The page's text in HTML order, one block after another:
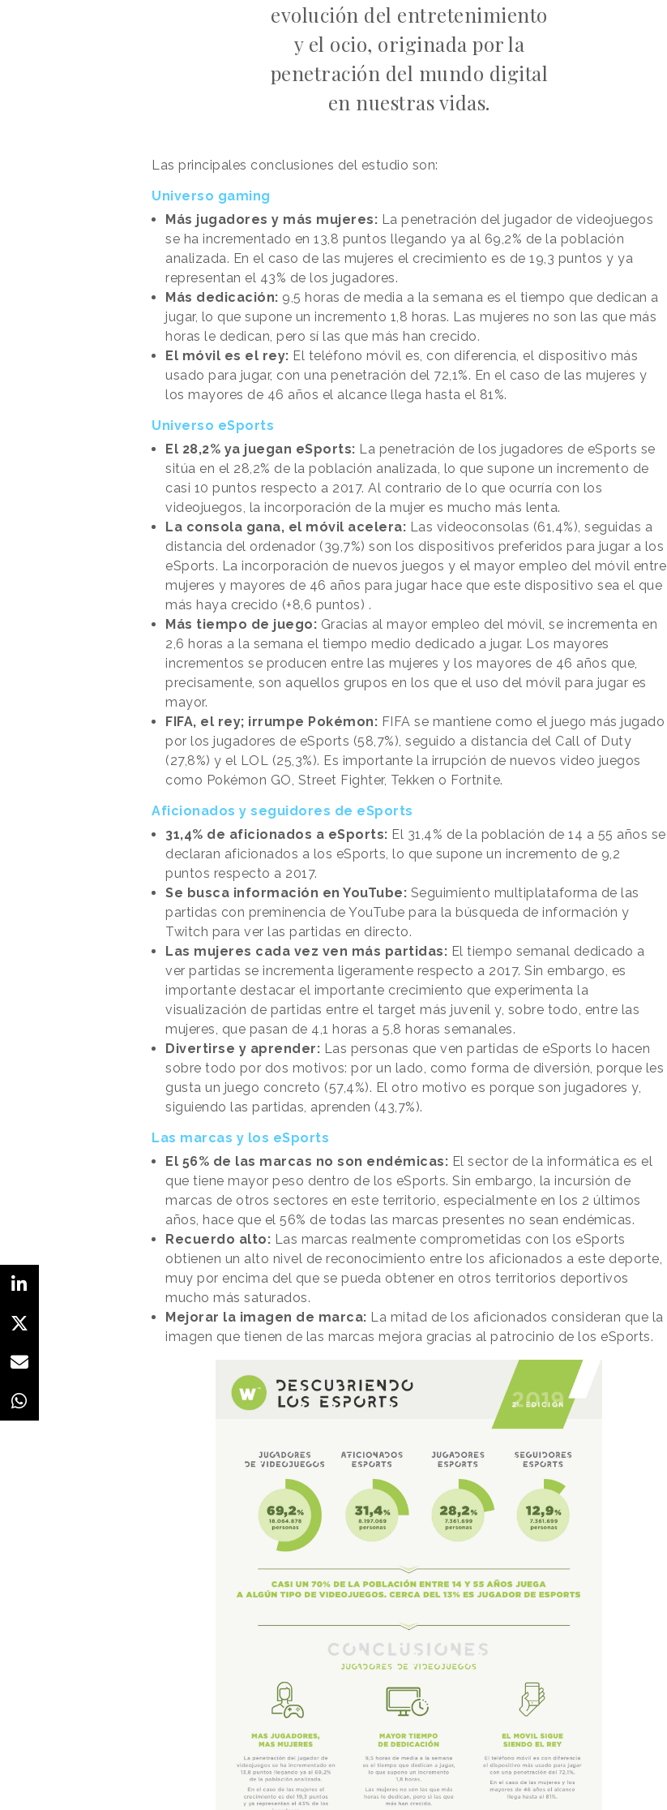
evolución del entretenimiento
y el ocio, originada por la
penetración del mundo digital
en nuestras vidas.
Las principales conclusiones del estudio son:
Universo gaming
Más jugadores y más mujeres: La penetración del jugador de videojuegos
se ha incrementado en 13,8 puntos llegando ya al 69,2% de la población
analizada. En el caso de las mujeres el crecimiento es de 19,3 puntos y ya
representan el 43% de los jugadores.
Más dedicación: 9,5 horas de media a la semana es el tiempo que dedican a
jugar, lo que supone un incremento 1,8 horas. Las mujeres no son las que más
horas le dedican, pero sí las que más han crecido.
El móvil es el rey: El teléfono móvil es, con diferencia, el dispositivo más
usado para jugar, con una penetración del 72,1%. En el caso de las mujeres y
los mayores de 46 años el alcance llega hasta el 81%.
Universo eSports
El 28,2% ya juegan eSports: La penetración de los jugadores de eSports se
sitúa en el 28,2% de la población analizada, lo que supone un incremento de
casi 10 puntos respecto a 2017. Al contrario de lo que ocurría con los
videojuegos, la incorporación de la mujer es mucho más lenta.
La consola gana, el móvil acelera: Las videoconsolas (61,4%), seguidas a
distancia del ordenador (39,7%) son los dispositivos preferidos para jugar a los
eSports. La incorporación de nuevos juegos y el mayor empleo del móvil entre
mujeres y mayores de 46 años para jugar hace que este dispositivo sea el que
más haya crecido (+8,6 puntos) .
Más tiempo de juego: Gracias al mayor empleo del móvil, se incrementa en
2,6 horas a la semana el tiempo medio dedicado a jugar. Los mayores
incrementos se producen entre las mujeres y los mayores de 46 años que,
precisamente, son aquellos grupos en los que el uso del móvil para jugar es
mayor.
FIFA, el rey; irrumpe Pokémon: FIFA se mantiene como el juego más jugado
por los jugadores de eSports (58,7%), seguido a distancia del Call of Duty
(27,8%) y el LOL (25,3%). Es importante la irrupción de nuevos video juegos
como Pokémon GO, Street Fighter, Tekken o Fortnite.
Aficionados y seguidores de eSports
31,4% de aficionados a eSports: El 31,4% de la población de 14 a 55 años se
declaran aficionados a los eSports, lo que supone un incremento de 9,2
puntos respecto a 2017.
Se busca información en YouTube: Seguimiento multiplataforma de las
partidas con preminencia de YouTube para la búsqueda de información y
Twitch para ver las partidas en directo.
Las mujeres cada vez ven más partidas: El tiempo semanal dedicado a
ver partidas se incrementa ligeramente respecto a 2017. Sin embargo, es
importante destacar el importante crecimiento que experimenta la
visualización de partidas entre el target más juvenil y, sobre todo, entre las
mujeres, que pasan de 4,1 horas a 5,8 horas semanales.
Divertirse y aprender: Las personas que ven partidas de eSports lo hacen
sobre todo por dos motivos: por un lado, como forma de diversión, porque les
gusta un juego concreto (57,4%). El otro motivo es porque son jugadores y,
siguiendo las partidas, aprenden (43,7%).
Las marcas y los eSports
El 56% de las marcas no son endémicas: El sector de la informática es el
que tiene mayor peso dentro de los eSports. Sin embargo, la incursión de
marcas de otros sectores en este territorio, especialmente en los 2 últimos
años, hace que el 56% de todas las marcas presentes no sean endémicas.
Recuerdo alto: Las marcas realmente comprometidas con los eSports
obtienen un alto nivel de reconocimiento entre los aficionados a este deporte,
muy por encima del que se pueda obtener en otros territorios deportivos
mucho más saturados.
Mejorar la imagen de marca: La mitad de los aficionados consideran que la
imagen que tienen de las marcas mejora gracias al patrocinio de los eSports.